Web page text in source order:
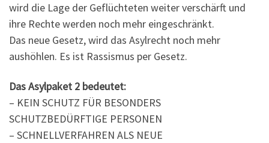
wird die Lage der Geflüchteten weiter verschärft und
ihre Rechte werden noch mehr eingeschränkt.
Das neue Gesetz, wird das Asylrecht noch mehr
aushöhlen. Es ist Rassismus per Gesetz.
Das Asylpaket 2 bedeutet:
– KEIN SCHUTZ FÜR BESONDERS
SCHUTZBEDÜRFTIGE PERSONEN
– SCHNELLVERFAHREN ALS NEUE